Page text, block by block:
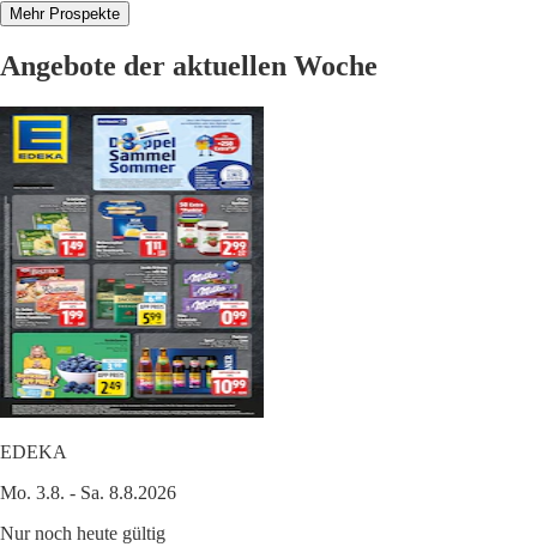
Mehr Prospekte
Angebote der aktuellen Woche
EDEKA
Mo. 3.8. - Sa. 8.8.2026
Nur noch heute gültig